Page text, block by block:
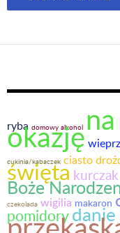
ryba domowy alkohol
okazję
cukinia/kabaczek ciasto
świętakurczak
Boże
czekolada wigilia makaron
pomidory